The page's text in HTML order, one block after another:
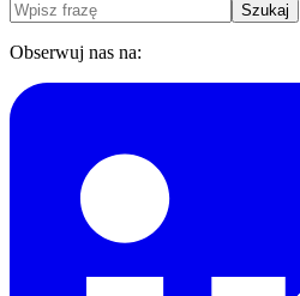
Szukaj
Obserwuj nas na: